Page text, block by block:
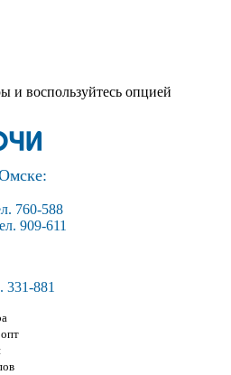
и воспользуйтесь опцией
760-588
909-611
331-881